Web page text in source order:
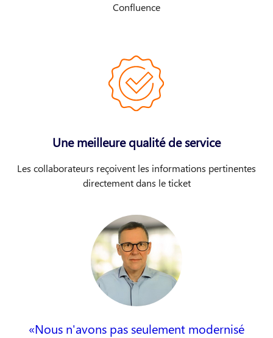
Confluence
Une meilleure qualité de service
Les collaborateurs reçoivent les informations pertinentes
directement dans le ticket
Nous n'avons pas seulement modernisé